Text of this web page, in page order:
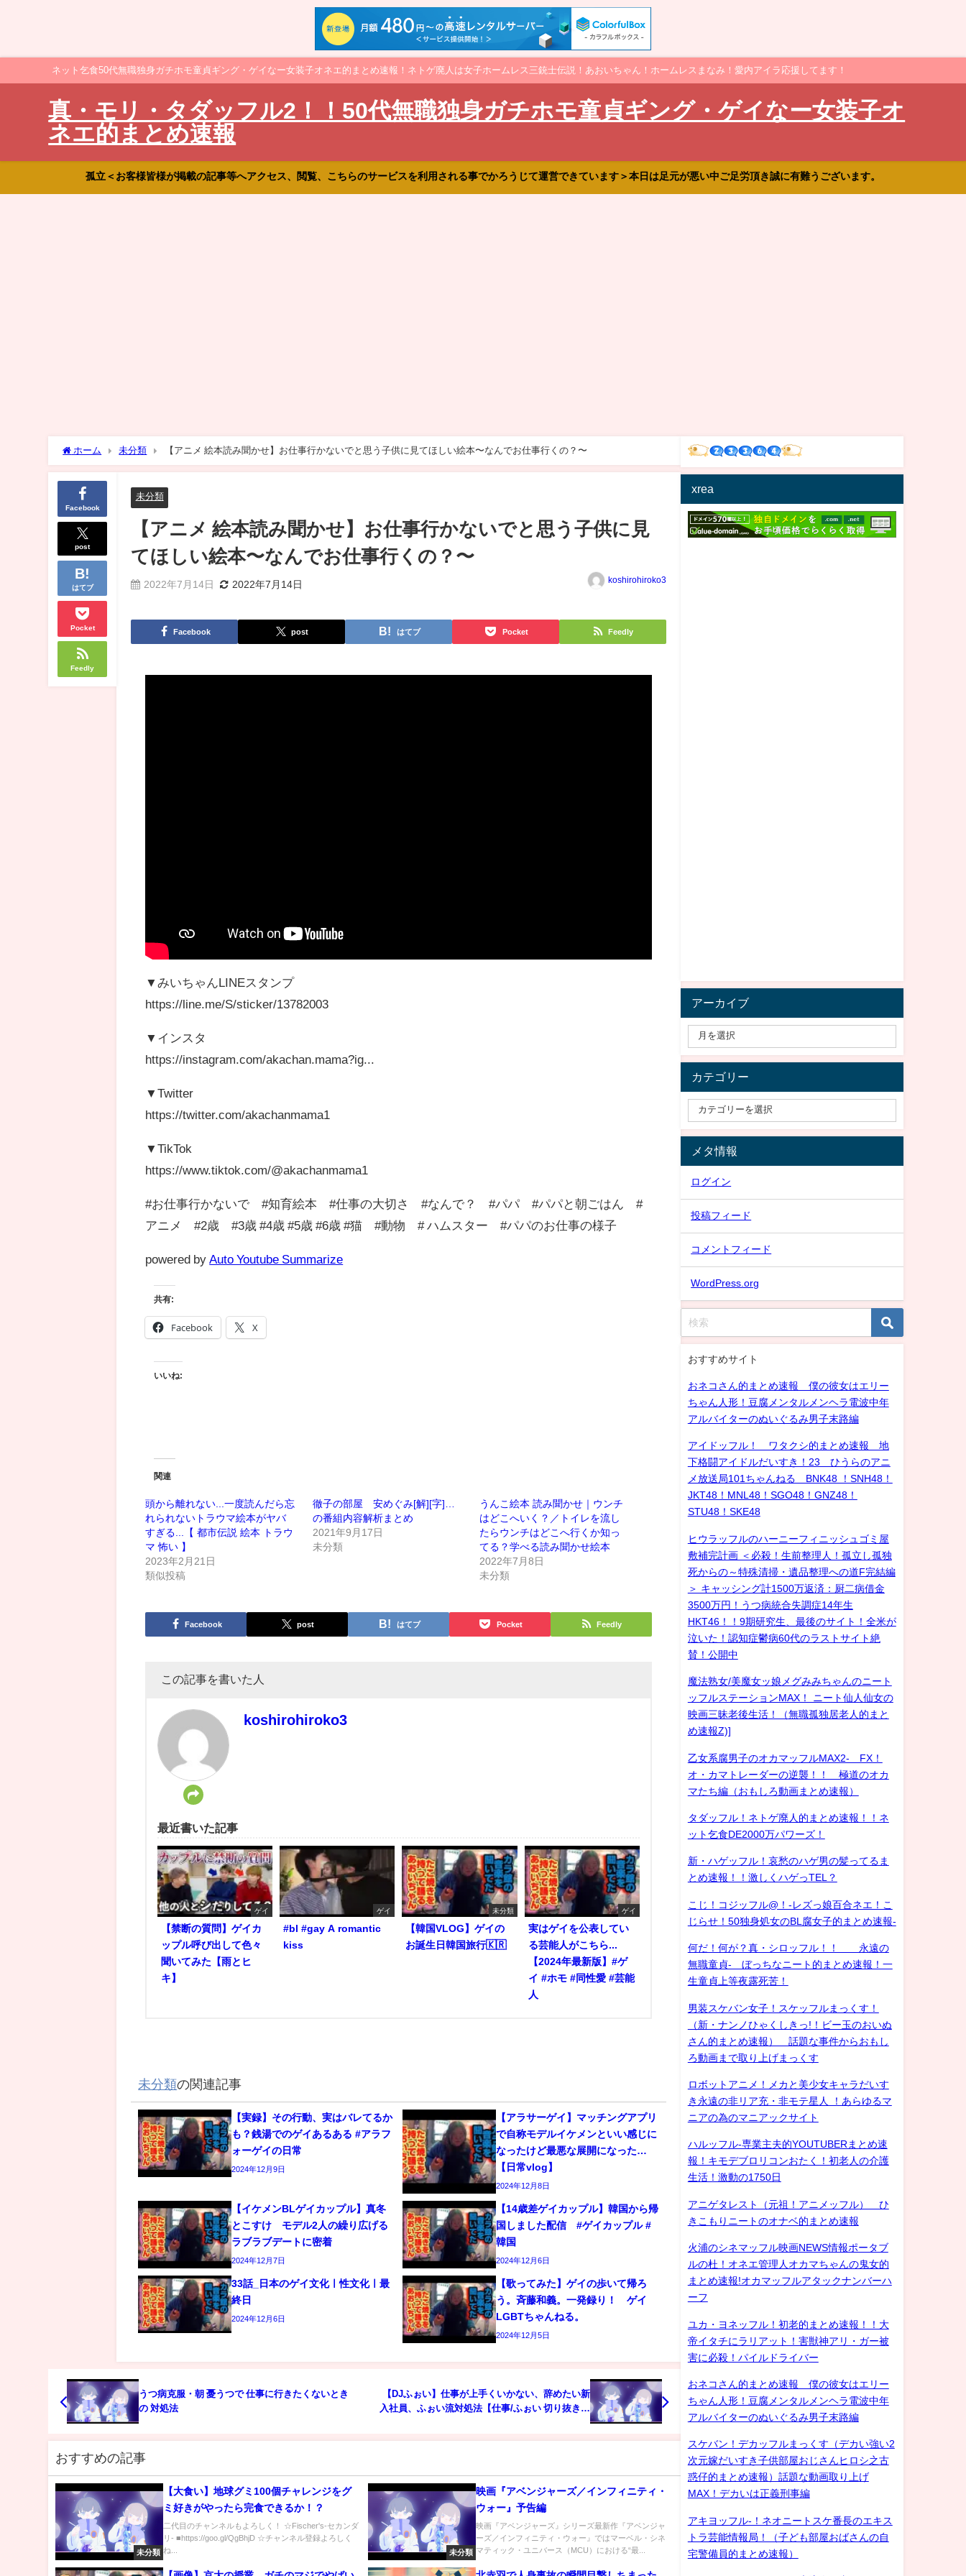
ネット乞食50代無職独身ガチホモ童貞ギング・ゲイなー女装子オネエ的まとめ速報！ネトゲ廃人は女子ホームレス三銃士伝説！あおいちゃん！ホームレスまなみ！愛内アイラ応援してます！
真・モリ・タダッフル2！！50代無職独身ガチホモ童貞ギング・ゲイなー女装子オ
ネエ的まとめ速報
孤立＜お客様皆様が掲載の記事等へアクセス、閲覧、こちらのサービスを利用される事でかろうじて運営できています＞本日は足元が悪い中ご足労頂き誠に有難うございます。
ホーム 未分類 【アニメ 絵本読み聞かせ】お仕事行かないでと思う子供に見てほしい絵本〜なんでお仕事行くの？〜
Facebook
post
はてブ
Pocket
Feedly
未分類
【アニメ 絵本読み聞かせ】お仕事行かないでと思う子供に見
てほしい絵本〜なんでお仕事行くの？〜
2022年7月14日 2022年7月14日 koshirohiroko3
Facebook post はてブ Pocket Feedly
▼みいちゃんLINEスタンプ
https://line.me/S/sticker/13782003
▼インスタ
https://instagram.com/akachan.mama?ig...
▼Twitter
https://twitter.com/akachanmama1
▼TikTok
https://www.tiktok.com/@akachanmama1
#お仕事行かないで #知育絵本 #仕事の大切さ #なんで？ #パパ #パパと朝ごはん #
アニメ #2歳 #3歳 #4歳 #5歳 #6歳 #猫 #動物 # ハムスター #パパのお仕事の様子
powered by Auto Youtube Summarize
共有:
Facebook X
いいね:
関連
頭から離れない...一度読んだら忘
れられないトラウマ絵本がヤバ
すぎる...【 都市伝説 絵本 トラウ
マ 怖い 】
2023年2月21日
類似投稿
徹子の部屋 安めぐみ[解][字]…
の番組内容解析まとめ
2021年9月17日
未分類
うんこ絵本 読み聞かせ｜ウンチ
はどこへいく？／トイレを流し
たらウンチはどこへ行くか知っ
てる？学べる読み聞かせ絵本
2022年7月8日
未分類
Facebook post はてブ Pocket Feedly
この記事を書いた人
koshirohiroko3
最近書いた記事
ゲイ
【禁断の質問】ゲイカ
ップル呼び出して色々
聞いてみた【雨とヒ
キ】
ゲイ
#bl #gay A romantic
kiss
未分類
【韓国VLOG】ゲイの
お誕生日韓国旅行🇰🇷
ゲイ
実はゲイを公表してい
る芸能人がこちら...
【2024年最新版】#ゲ
イ #ホモ #同性愛 #芸能
人
未分類の関連記事
【実録】その行動、実はバレてるか
も？銭湯でのゲイあるある #アラフ
ォーゲイの日常
2024年12月9日
【アラサーゲイ】マッチングアプリ
で自称モデルイケメンといい感じに
なったけど最悪な展開になった…
【日常vlog】
2024年12月8日
【イケメンBLゲイカップル】真冬
とこすけ モデル2人の繰り広げる
ラブラブデートに密着
2024年12月7日
【14歳差ゲイカップル】韓国から帰
国しました配信 #ゲイカップル #
韓国
2024年12月6日
33話_日本のゲイ文化ㅣ性文化ㅣ最
終日
2024年12月6日
【歌ってみた】ゲイの歩いて帰ろ
う。斉藤和義。一発録り！ ゲイ
LGBTちゃんねる。
2024年12月5日
うつ病克服・朝 憂うつで 仕事に行きたくないとき
の 対処法
【DJふぉい】仕事が上手くいかない、辞めたい新
入社員、ふぉい流対処法【仕事/ふぉい 切り抜き】
おすすめの記事
未分類
【大食い】地球グミ100個チャレンジをグ
ミ好きがやったら完食できるか！？
二代目のチャンネルもよろしく！ ☆Fischer's-セカンダ
リ- ■https://goo.gl/QgBhjD ☆チャンネル登録よろしく
ね...
未分類
映画『アベンジャーズ／インフィニティ・
ウォー』予告編
映画『アベンジャーズ』シリーズ最新作『アベンジャ
ーズ／インフィニティ・ウォー』ではマーベル・シネ
マティック・ユニバース（MCU）における“最...
xrea
アーカイブ
カテゴリー
メタ情報
ログイン
投稿フィード
コメントフィード
WordPress.org
おすすめサイト
おネコさん的まとめ速報 僕の彼女はエリー
ちゃん人形！豆腐メンタルメンヘラ電波中年
アルバイターのぬいぐるみ男子末路編
アイドッフル！ ワタクシ的まとめ速報 地
下格闘アイドルだいすき！23 ひうらのアニ
メ放送局101ちゃんねる BNK48 ！SNH48！
JKT48！MNL48！SGO48！GNZ48！
STU48！SKE48
ヒウラッフルのハーニーフィニッシュゴミ屋
敷補完計画 ＜必殺！生前整理人！孤立し孤独
死からの～特殊清掃・遺品整理への道F完結編
＞ キャッシング計1500万返済：厨二病借金
3500万円！うつ病統合失調症14年生
HKT46！！9期研究生、最後のサイト！全米が
泣いた！認知症鬱病60代のラストサイト絶
賛！公開中
魔法熟女/美魔女ッ娘メグみみちゃんのニート
ッフルステーションMAX！ ニート仙人仙女の
映画三昧老後生活！（無職孤独居老人的まと
め速報Z)]
乙女系腐男子のオカマッフルMAX2- FX！
オ・カマトレーダーの逆襲！！ 極道のオカ
マたち編（おもしろ動画まとめ速報）
タダッフル！ネトゲ廃人的まとめ速報！！ネ
ット乞食DE2000万パワーズ！
新・ハゲッフル！哀愁のハゲ男の髪ってるま
とめ速報！！激しくハゲっTEL？
こじ！コジッフル@！-レズっ娘百合ネエ！こ
じらせ！50独身処女のBL腐女子的まとめ速報-
何だ！何が？真・シロッフル！！ 永遠の
無職童貞- ぼっちなニート的まとめ速報！一
生童貞上等夜露死苦！
男装スケバン女子！スケッフルまっくす！
（新・ナンノひゃくしきっ!！ビー玉のおいぬ
さん的まとめ速報） 話題な事件からおもし
ろ動画まで取り上げまっくす
ロボットアニメ！メカと美少女キャラだいす
き永遠の非リア充・非モテ星人 ！あらゆるマ
ニアの為のマニアックサイト
ハルッフル-専業主夫的YOUTUBERまとめ速
報！キモデブロリコンおたく！初老人の介護
生活！激動の1750日
アニゲタレスト（元祖！アニメッフル） ひ
きこもりニートのオナベ的まとめ速報
火浦のシネマッフル映画NEWS情報ポータブ
ルの杜！オネエ管理人オカマちゃんの鬼女的
まとめ速報!オカマッフルアタックナンバーハ
ーフ
ユカ・ヨネッフル！初老的まとめ速報！！大
帝イタチにラリアット！害獣神アリ・ガー被
害に必殺！パイルドライバー
おネコさん的まとめ速報 僕の彼女はエリー
ちゃん人形！豆腐メンタルメンヘラ電波中年
アルバイターのぬいぐるみ男子末路編
スケバン！デカッフルまっくす（デカい強い2
次元嫁だいすき子供部屋おじさんヒロシ之古
惑仔的まとめ速報）話題な動画取り上げ
MAX！デカいは正義刑事編
アキヨッフル-！ネオニートスケ番長のエキス
トラ芸能情報局！（子ども部屋おばさんの自
宅警備員的まとめ速報）